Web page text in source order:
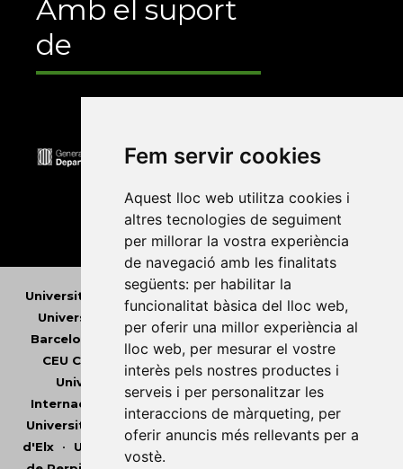
Fem servir cookies
Aquest lloc web utilitza cookies i
altres tecnologies de seguiment
per millorar la vostra experiència
de navegació amb les finalitats
següents: per habilitar la
funcionalitat bàsica del lloc web,
per oferir una millor experiència al
lloc web, per mesurar el vostre
interès pels nostres productes i
serveis i per personalitzar les
interaccions de màrqueting, per
oferir anuncis més rellevants per a
vostè.
Amb el suport
de
Universitat Abat Oliba CEU
Universitat d'Andorra
Universitat Autònoma de
Barcelona
Universitat de Barcelona •
CEU Cardenal Herrera•
Universitat de les Illes Balears
•
Internacional de Catalunya
•
Universitat de Lleida
Universitat Miguel Hernández
d'Elx• Universitat Oberta de Catalunya
Universitat